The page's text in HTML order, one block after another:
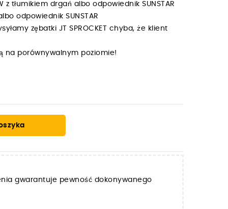
z tłumikiem drgań albo odpowiednik SUNSTAR
odpowiednik SUNSTAR
zębatki JT SPROCKET chyba, że klient
na porównywalnym poziomie!
gwarantuje pewność dokonywanego